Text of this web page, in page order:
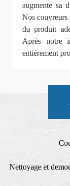
augmente sa
Nos couvreurs
du produit
Après notre
entièrement
Nettoyage et